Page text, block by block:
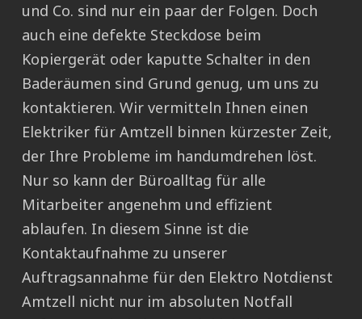
und Co. sind nur ein paar der Folgen. Doch
auch eine defekte Steckdose beim
Kopiergerät oder kaputte Schalter in den
Baderäumen sind Grund genug, um uns zu
kontaktieren. Wir vermitteln Ihnen einen
Elektriker für Amtzell binnen kürzester Zeit,
der Ihre Probleme im handumdrehen löst.
Nur so kann der Büroalltag für alle
Mitarbeiter angenehm und effizient
ablaufen. In diesem Sinne ist die
Kontaktaufnahme zu unserer
Auftragsannahme für den Elektro Notdienst
Amtzell nicht nur im absoluten Notfall